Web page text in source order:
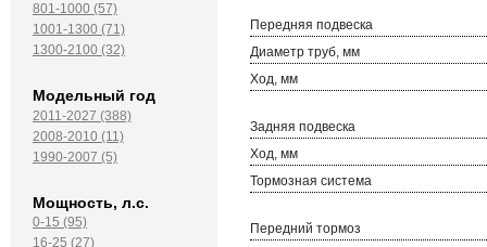
801-1000 (57)
1001-1300 (71)
1300-2100 (32)
Модельный год
2011-2027 (388)
2008-2010 (11)
1990-2007 (5)
Мощность, л.с.
0-15 (95)
16-25 (27)
Передняя подвеска
Диаметр труб, мм
Ход, мм
Задняя подвеска
Ход, мм
Тормозная система
Передний тормоз